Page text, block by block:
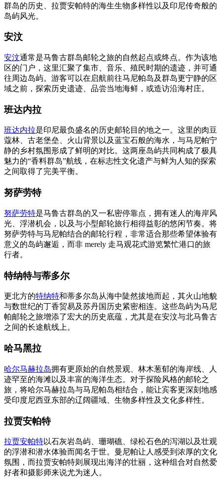
群岛的历史、拉贾安帕特的海生生物多样性以及印尼传奇般的
岛屿风光。
安汶
安汶通常是马鲁古群岛邮轮之旅的自然起点或终点。作为该地
区的门户，这里汇聚了集市、音乐、殖民时期的遗迹，并可通
往周边岛屿。游客可以在启航前往马尼帕岛及群岛更宁静的区
域之前，探索历史遗迹、品尝当地海鲜，或造访沿海村庄。
班达内拉
班达内拉是印尼最负盛名的历史邮轮目的地之一。这里的肉豆
蔻林、古老堡垒、火山背景以及蓝宝石般的海水，与马尼帕宁
静的乡村氛围形成了鲜明的对比。这两座岛屿共同构成了极具
魅力的“香料群岛”航线，在标志性文化遗产与鲜为人知的探索
之间取得了完美平衡。
努萨劳特
努萨劳特是马鲁古群岛的又一私密停靠点，拥有迷人的海岸风
光、浮潜机会，以及与小型邮轮旅行相得益彰的悠闲节奏。将
努萨劳特与马尼帕结合的邮轮行程，非常适合那些希望体验有
意义的岛屿邂逅，而非 merely 走马观花式游览繁忙港口的旅
行者。
特纳特与蒂多尔
更北方的特纳特和蒂多尔岛从海中陡然拔地而起，其火山地貌
与数世纪的丁香贸易及苏丹国历史紧密相连。这些岛屿为马尼
帕邮轮之旅增添了宏大的历史底蕴，尤其是在安汶与北马鲁古
之间的长途航线上。
哈马黑拉
哈尔马赫拉岛拥有更原始的自然景观、林木葱郁的海岸线、人
迹罕至的海滩以及丰富的海洋生态。对于探险风格的邮轮之
旅，将哈尔马赫拉岛与马尼帕岛相结合，能让宾客更深刻地感
受印度尼西亚东部的辽阔疆域、生物多样性及文化多样性。
拉贾安帕特
拉贾安帕特以石灰岩岛屿、珊瑚礁、绿松石色的泻湖以及壮观
的浮潜和潜水体验而闻名于世。曼尼帕让人感受到浓厚的文化
氛围，而拉贾安帕特则展现出海洋的壮丽，这种组合对自然爱
好者和摄影师来说尤为迷人。